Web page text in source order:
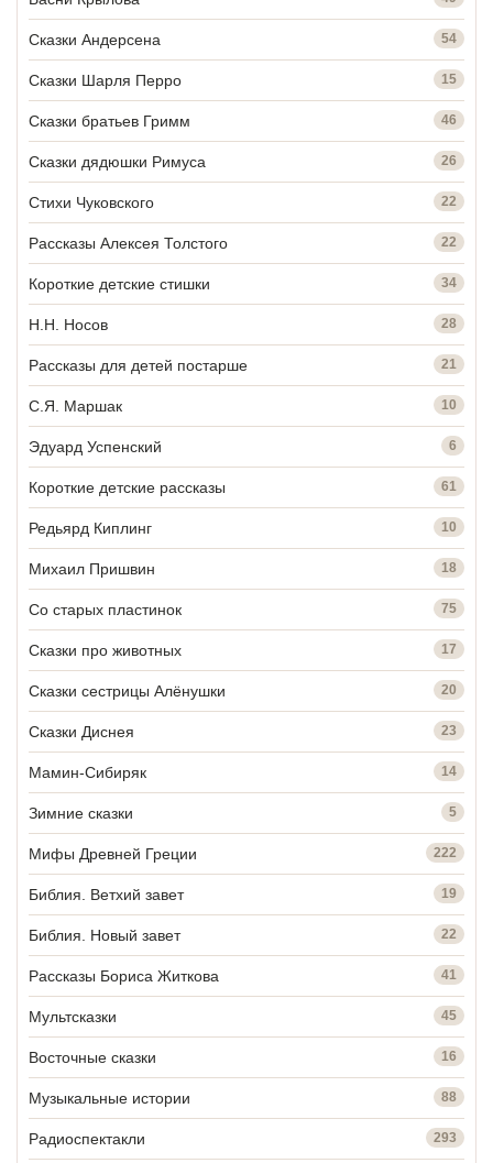
Сказки Андерсена 54
Сказки Шарля Перро 15
Сказки братьев Гримм 46
Сказки дядюшки Римуса 26
Стихи Чуковского 22
Рассказы Алексея Толстого 22
Короткие детские стишки 34
Н.Н. Носов 28
Рассказы для детей постарше 21
С.Я. Маршак 10
Эдуард Успенский 6
Короткие детские рассказы 61
Редьярд Киплинг 10
Михаил Пришвин 18
Со старых пластинок 75
Сказки про животных 17
Сказки сестрицы Алёнушки 20
Сказки Диснея 23
Мамин-Сибиряк 14
Зимние сказки 5
Мифы Древней Греции 222
Библия. Ветхий завет 19
Библия. Новый завет 22
Рассказы Бориса Житкова 41
Мультсказки 45
Восточные сказки 16
Музыкальные истории 88
Радиоспектакли 293